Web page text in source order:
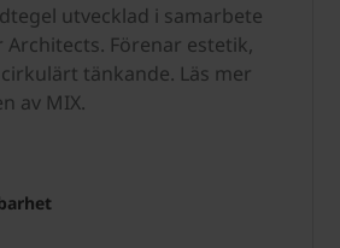
utvecklad i samarbete
Architects. Förenar estetik,
tänkande. Läs mer
av MIX.